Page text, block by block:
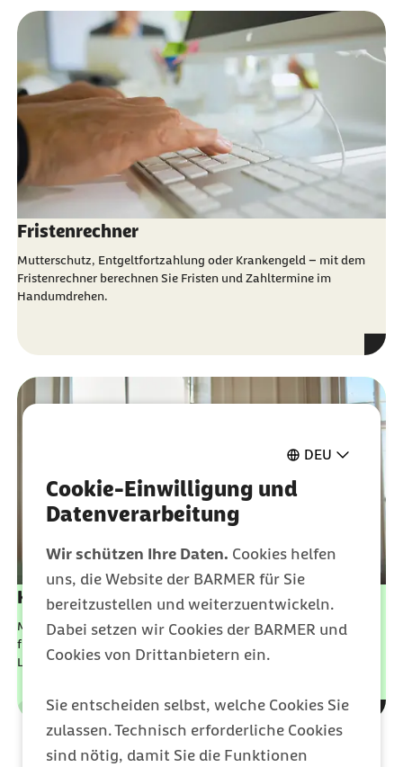
DEU
Cookie-Einwilligung und
Datenverarbeitung
Wir schützen Ihre Daten. Cookies helfen
uns, die Website der BARMER für Sie
bereitzustellen und weiterzuentwickeln.
Dabei setzen wir Cookies der BARMER und
Cookies von Drittanbietern ein.
Sie entscheiden selbst, welche Cookies Sie
zulassen. Technisch erforderliche Cookies
sind nötig, damit Sie die Funktionen
Fristenrechner
Mutterschutz, Entgeltfortzahlung oder Krankengeld – mit dem
Fristenrechner berechnen Sie Fristen und Zahltermine im
Handumdrehen.
Krankengeldrechner
Mit dem Krankengeldrechner finden Sie heraus, wie hoch die
finanzielle Absicherung Ihrer Angestellten nach dem Ende der
Lohnfortzahlung ist.
Leistungen